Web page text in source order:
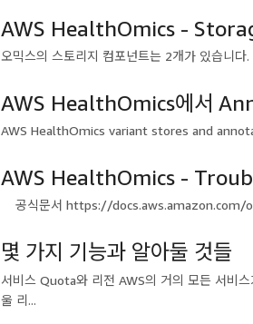
AWS HealthOmics -
오믹스의 스토리지 컴포넌트는 2개가 있습니
AWS HealthOmics에서
AWS HealthOmics variant stores and
AWS HealthOmics -
공식문서 https://docs.aws.amazon.com/
몇 가지 기능과 알아둘 것들
서비스 Quota와 리전 AWS의 거의 모든 서비
울 리...